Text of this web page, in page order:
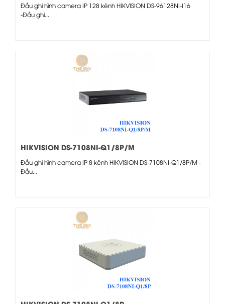
Đầu ghi hình camera IP 128 kênh HIKVISION DS-96128NI-I16
-Đầu ghi...
HIKVISION DS-7108NI-Q1/8P/M
Đầu ghi hình camera IP 8 kênh HIKVISION DS-7108NI-Q1/8P/M -
Đầu...